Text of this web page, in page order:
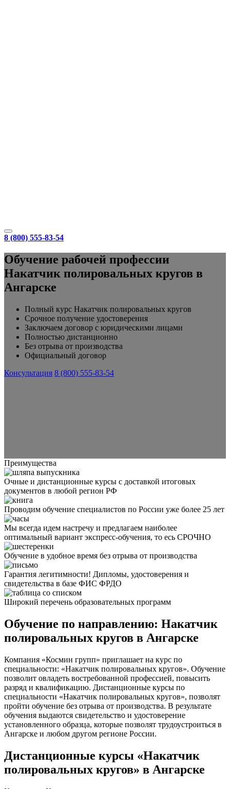
8 (800) 555-83-54
Обучение рабочей профессии
Накатчик полировальных кругов в
Ангарске
Полный курс Накатчик полировальных кругов
Срочное получение удостоверения
Заключаем договор с юридическими лицами
Полностью дистанционно
Без отрыва от производства
Официальный договор
Консультация 8 (800) 555-83-54
Преимущества
Очные и дистанционные курсы с доставкой итоговых
документов в любой регион РФ
Проводим обучение специалистов по России уже более 25 лет
Мы всегда идем настречу и предлагаем наиболее
оптимальный вариант экспресс-обучения, то есь СРОЧНО
Обучение в удобное время без отрыва от производства
Гарантия легитимности! Дипломы, удостоверения и
свидетельства в базе ФИС ФРДО
Широкий перечень образовательных программ
Обучение по направлению: Накатчик
полировальных кругов в Ангарске
Компания «Космин групп» приглашает на курс по
специальности: «Накатчик полировальных кругов». Обучение
позволит овладеть востребованной профессией, повысить
разряд и квалификацию. Дистанционные курсы по
специальности «Накатчик полировальных кругов», позволят
пройти обучение без отрыва от производства. В результате
обучения выдаются свидетельство и удостоверение
установленного образца, которые позволят трудоустроиться в
Ангарске и любом другом регионе России.
Дистанционные курсы «Накатчик
полировальных кругов» в Ангарске